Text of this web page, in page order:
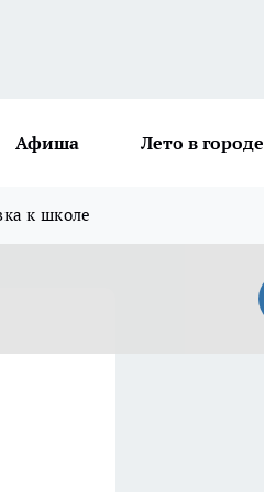
Афиша Лето в городе
к школе